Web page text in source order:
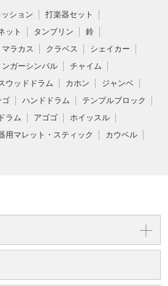
ション
打楽器セット
ット タンブリン
鈴
マラカス クラベス
シェイカー
ンガーシンバル
チャイム
ウッドドラム カホン
ジャンベ
ゴ ハンドドラム
テンプルブロック
ラム アゴゴ
ホイッスル
用マレット・スティック
カウベル